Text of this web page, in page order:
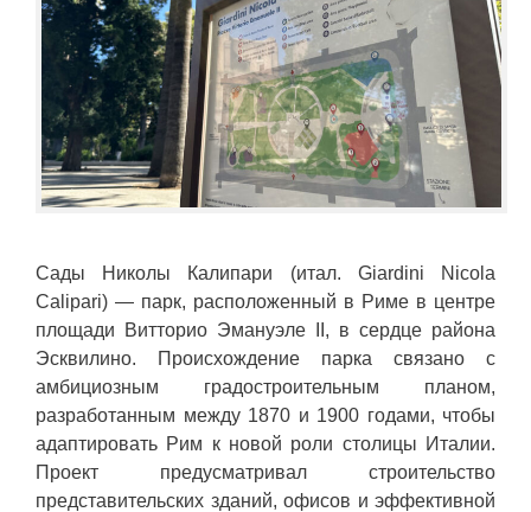
Сады Николы Калипари (итал. Giardini Nicola
Calipari) — парк, расположенный в Риме в центре
площади Витторио Эмануэле II, в сердце района
Эсквилино. Происхождение парка связано с
амбициозным градостроительным планом,
разработанным между 1870 и 1900 годами, чтобы
адаптировать Рим к новой роли столицы Италии.
Проект предусматривал строительство
представительских зданий, офисов и эффективной